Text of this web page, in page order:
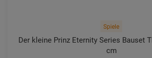
Spiele
Der kleine Prinz Eternity Series Bauset
cm